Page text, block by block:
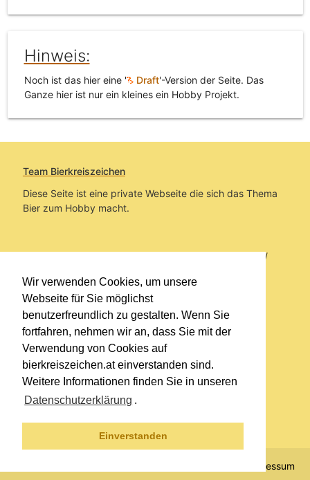
Wir verwenden Cookies, um unsere
Webseite für Sie möglichst
benutzerfreundlich zu gestalten. Wenn Sie
fortfahren, nehmen wir an, dass Sie mit der
Verwendung von Cookies auf
bierkreiszeichen.at einverstanden sind.
Weitere Informationen finden Sie in unseren
Datenschutzerklärung .
Einverstanden
Hinweis:
Noch ist das hier eine ' Draft'-Version der Seite. Das
Ganze hier ist nur ein kleines ein Hobby Projekt.
Team Bierkreiszeichen
Diese Seite ist eine private Webseite die sich das Thema
Bier zum Hobby macht.
Sie befinden sich auf https://www.bierkreiszeichen.at/
im Pfad:Übers Bier/Brauereien/Fundstücke und
Informationen zu Bavaria Bier
Erstellt: 2026-08-06
Links
Impressum
Datenschutzerklärung
Impressum